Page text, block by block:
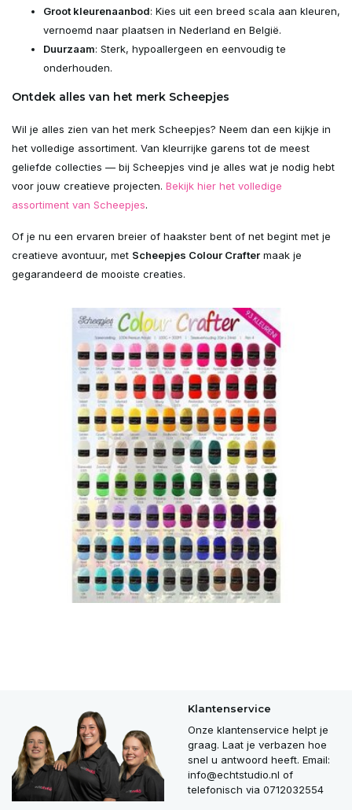
Groot kleurenaanbod: Kies uit een breed scala aan kleuren,
vernoemd naar plaatsen in Nederland en België.
Duurzaam: Sterk, hypoallergeen en eenvoudig te
onderhouden.
Ontdek alles van het merk Scheepjes
Wil je alles zien van het merk Scheepjes? Neem dan een kijkje in
het volledige assortiment. Van kleurrijke garens tot de meest
geliefde collecties — bij Scheepjes vind je alles wat je nodig hebt
voor jouw creatieve projecten. Bekijk hier het volledige
assortiment van Scheepjes.
Of je nu een ervaren breier of haakster bent of net begint met je
creatieve avontuur, met Scheepjes Colour Crafter maak je
gegarandeerd de mooiste creaties.
Klantenservice
Onze klantenservice helpt je
graag. Laat je verbazen hoe
snel u antwoord heeft. Email:
info@echtstudio.nl of
telefonisch via 0712032554